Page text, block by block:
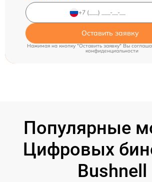
Оставить заявку
Нажимая на кнопку "Оставить заявку" Вы
конфиденциальности
Популярные
Цифровых
Bushnell